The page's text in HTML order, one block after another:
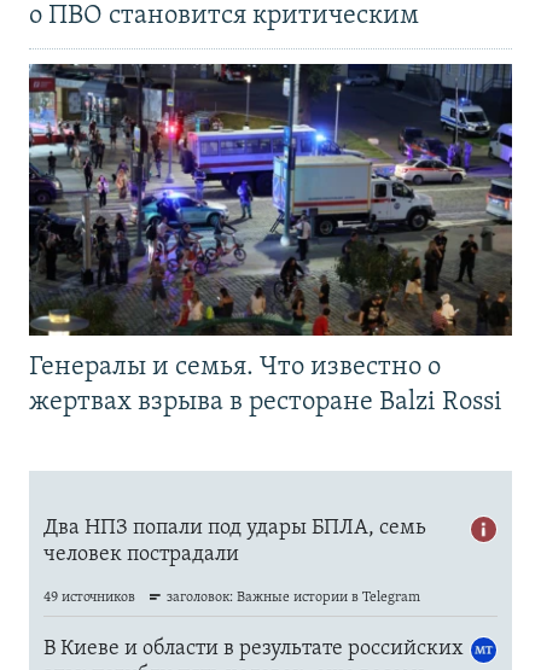
о ПВО становится критическим
Генералы и семья. Что известно о
жертвах взрыва в ресторане Balzi Rossi